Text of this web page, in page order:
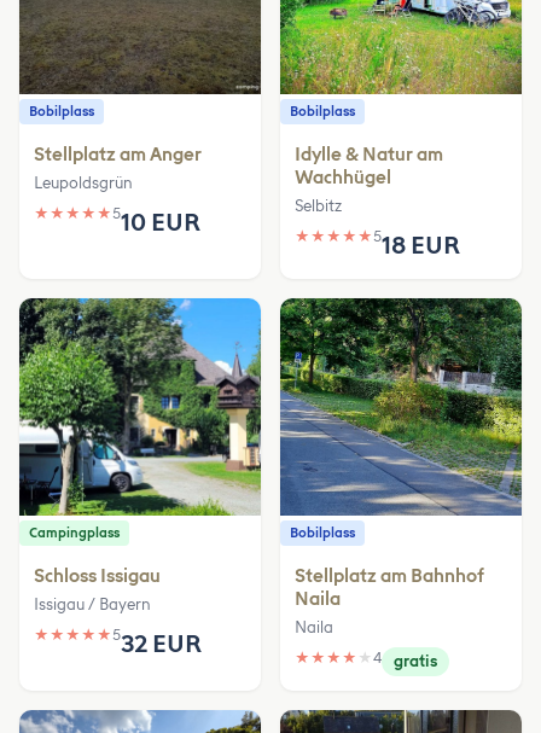
Bobilplass
Stellplatz am Anger
Leupoldsgrün
★ ★ ★ ★ ★510 EUR
Bobilplass
Idylle & Natur am
Wachhügel
Selbitz
★ ★ ★ ★ ★518 EUR
Campingplass
Schloss Issigau
Issigau / Bayern
★ ★ ★ ★ ★532 EUR
Bobilplass
Stellplatz am Bahnhof
Naila
Naila
★ ★ ★ ★ ★ 4 gratis